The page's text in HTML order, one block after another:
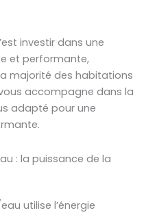
investir dans une
et performante,
majorité des habitations
vous accompagne dans la
adapté pour une
: la puissance de la
utilise l’énergie